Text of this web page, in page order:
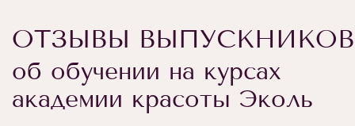
ОТЗЫВЫ ВЫПУСКНИКОВ
об обучении на курсах
академии красоты Эколь